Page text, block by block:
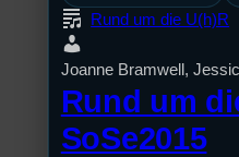
Rund um die U(h)R
Joanne Bramwell,
Rund um
SoSe2015